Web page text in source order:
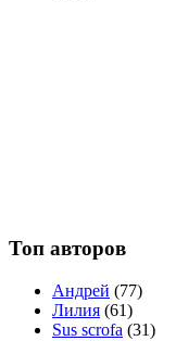
Топ авторов
Андрей (77)
Лилия (61)
Sus scrofa (31)